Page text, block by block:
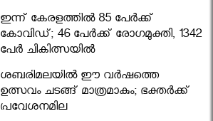
ഇന്ന് കേരളത്തിൽ 85 പേർക്ക്
കോവിഡ്; 46 പേർക്ക് രോഗമുക്തി, 1342
പേർ ചികിത്സയിൽ
ശബരിമലയില്‍ ഈ വർഷത്തെ
ഉത്സവം ചടങ്ങ് മാത്രമാകും; ഭക്തർക്ക്
പ്രവേശനമില്ല